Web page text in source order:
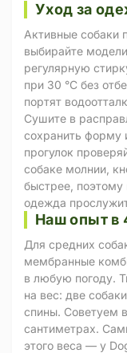
Уход за
Активные собаки
выбирайте
регулярную
при 30 °C без
портят
Сушите в
сохранить форму
прогулок
собаке молнии,
быстрее, поэтому
одежда
Наш опыт в
Для средних
мембранные
в любую погоду.
на вес: две
спины. Советуем
сантиметрах.
этого веса — у